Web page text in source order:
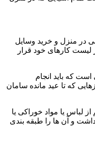
در منزل و خرید وسایل
لیست کارهای خود قرار
که باید انجام
که تا عید مانده سامان
لباس یا مواد خوراکی یا
و آن ها را طبقه بندی